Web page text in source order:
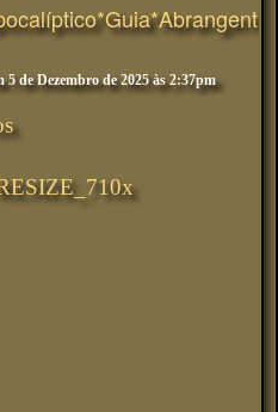
5 de Dezembro de 2025 às 2:37pm